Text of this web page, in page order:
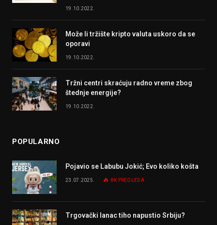
19.10.2022.
Može li tržište kripto valuta uskoro da se
oporavi
19.10.2022.
Tržni centri skraćuju radno vreme zbog
štednje energije?
19.10.2022.
POPULARNO
Pojavio se Labubu Jokić; Evo koliko košta
23.07.2025. 8K PREGLEDA
Trgovački lanac tiho napustio Srbiju?